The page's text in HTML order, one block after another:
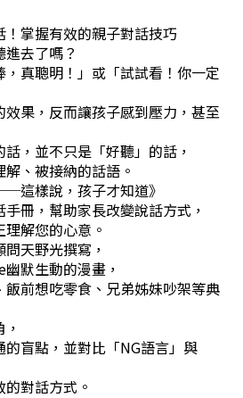
掌握有效的親子對話技巧
去了嗎？
真聰明！」或「試試看！你一定
果，反而讓孩子感到壓力，甚至
，並不只是「好聽」的話，
、被接納的話語。
這樣說，孩子才知道》
冊，幫助家長改變說話方式，
解您的心意。
天野光撰寫，
默生動的漫畫，
前想吃零食、兄弟姊妹吵架等典
盲點， 並對比「NG語言」與
對話方式。